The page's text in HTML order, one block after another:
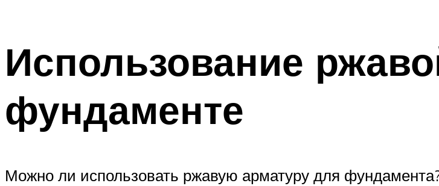
Использование
фундаменте
Можно ли использовать ржавую арматуру для